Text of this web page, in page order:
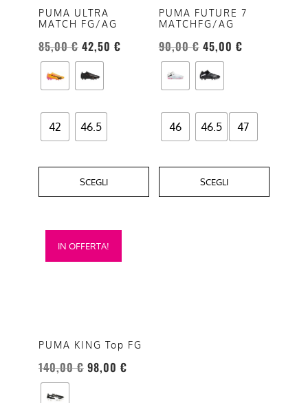
PUMA ULTRA
MATCH FG/AG
85,00€ 42,50 €
42 46.5
SCEGLI
opzioni
possono
essere
scelte
nella
del
prodotto
PUMA FUTURE 7
MATCHFG/AG
90,00€ 45,00 €
46 46.5 47
SCEGLI
opzioni
possono
essere
scelte
nella
del
prodotto
IN OFFERTA!
PUMA KING Top FG
140,00€ 98,00 €
Questo
prodotto
opzioni
essere
scelte